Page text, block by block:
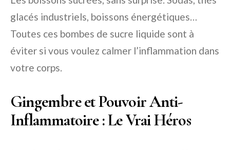
glacés industriels, boissons énergétiques…
Toutes ces bombes de sucre liquide sont à
éviter si vous voulez calmer l’inflammation dans
votre corps.
Gingembre et Pouvoir Anti-
Inflammatoire : Le Vrai Héros